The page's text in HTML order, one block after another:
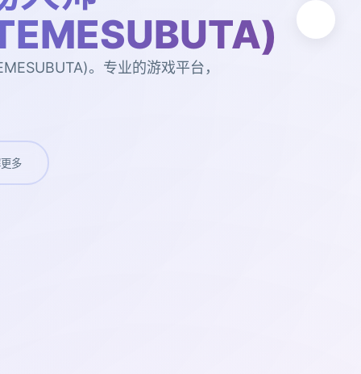
。专业的游戏平台，
多